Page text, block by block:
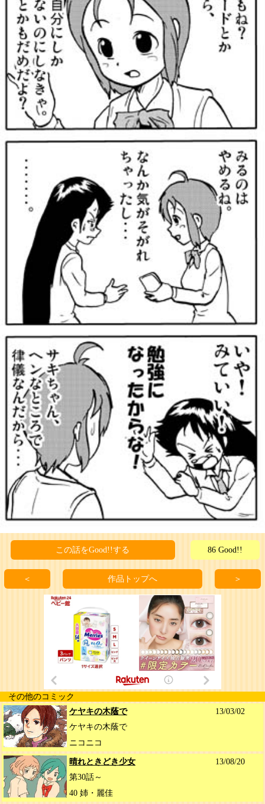
この話をGood!!する 86 Good!!
＜ 作品トップへ ＞
その他のコミック
ケヤキの木蔭で
13/03/02
ケヤキの木蔭で
ニコニコ
晴れときどき少女
13/08/20
第30話～
40 姉・麗佳